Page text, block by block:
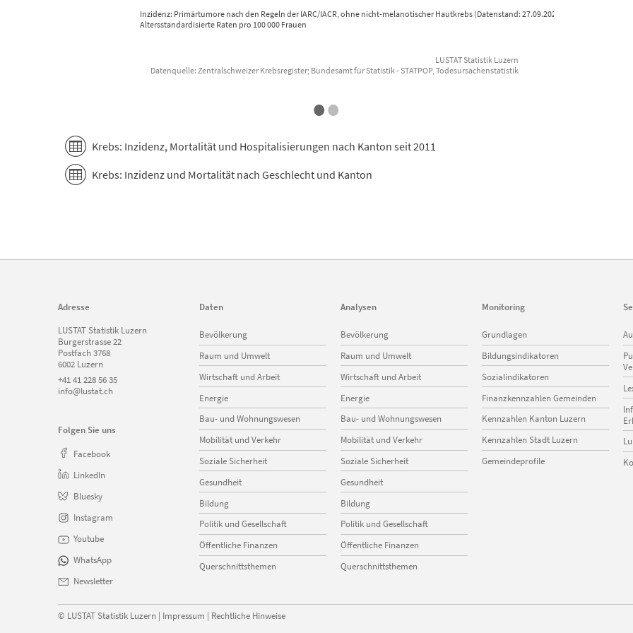
Inzidenz: Primärtumore nach den Regeln der IARC/IACR, ohne nicht-melanotischer Hautkrebs (Datenstand: 27.09.2023)
Altersstandardisierte Raten pro 100 000 Frauen
LUSTAT Statistik Luzern
Datenquelle: Zentralschweizer Krebsregister; Bundesamt für Statistik - STATPOP, Todesursachenstatistik
••
Krebs: Inzidenz, Mortalität und Hospitalisierungen nach Kanton seit 2011
Krebs: Inzidenz und Mortalität nach Geschlecht und Kanton
Adresse
LUSTAT Statistik Luzern
Burgerstrasse 22
Postfach 3768
6002 Luzern
+41 41 228 56 35
info@lustat.ch
Folgen Sie uns
Facebook
LinkedIn
Bluesky
Instagram
Youtube
WhatsApp
Newsletter
Daten
Navigation
überspringen
Bevölkerung
Raum und Umwelt
Wirtschaft und Arbeit
Energie
Bau- und Wohnungswesen
Mobilität und Verkehr
Soziale Sicherheit
Gesundheit
Bildung
Politik und Gesellschaft
Öffentliche Finanzen
Querschnittsthemen
Analysen
Navigation
überspringen
Bevölkerung
Raum und Umwelt
Wirtschaft und Arbeit
Energie
Bau- und Wohnungswesen
Mobilität und Verkehr
Soziale Sicherheit
Gesundheit
Bildung
Politik und Gesellschaft
Öffentliche Finanzen
Querschnittsthemen
Monitoring
Navigation
überspringen
Grundlagen
Bildungsindikatoren
Sozialindikatoren
Finanzkennzahlen Gemeinden
Kennzahlen Kanton Luzern
Kennzahlen Stadt Luzern
Gemeindeprofile
© LUSTAT Statistik Luzern | Impressum | Rechtliche Hinweise